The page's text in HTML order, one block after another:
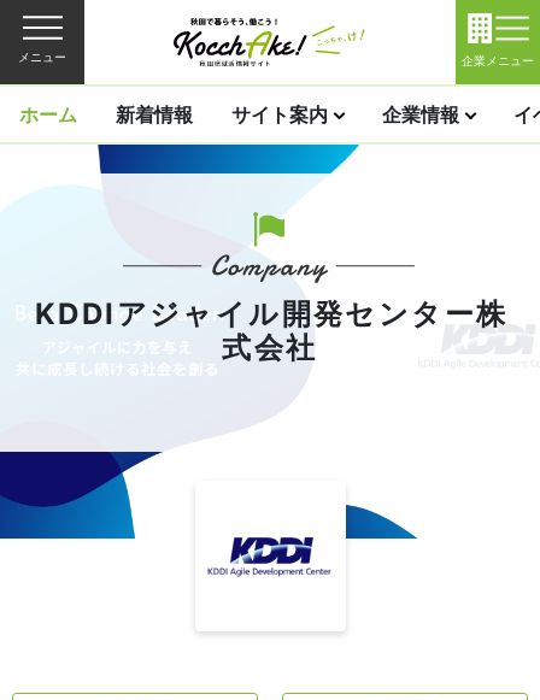
メニュー 企業メニュー
ホーム 新着情報 サイト案内 企業情報 イ
KDDIアジャイル開発センター株
式会社